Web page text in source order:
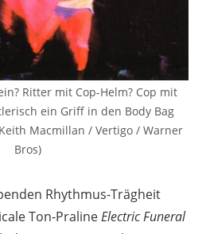
Ritter mit Cop-Helm? Cop mit
ein Griff in den Body Bag
Macmillan / Vertigo / Warner
Bros)
Rhythmus-Trägheit
Ton-PralineElectric Funeral